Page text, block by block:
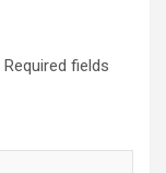
Required fields